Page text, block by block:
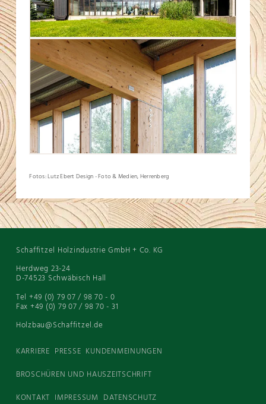
Fotos: Lutz Ebert Design - Foto & Medien, Herrenberg
Schaffitzel Holzindustrie GmbH + Co. KG
Herdweg 23-24
D-74523 Schwäbisch Hall
Tel +49 (0) 79 07 / 98 70 - 0
Fax +49 (0) 79 07 / 98 70 - 31
Holzbau@Schaffitzel.de
KARRIERE PRESSE KUNDENMEINUNGEN
BROSCHÜREN UND HAUSZEITSCHRIFT
KONTAKT IMPRESSUM DATENSCHUTZ